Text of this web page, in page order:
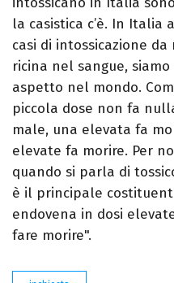
la casistica c’è. In Italia
casi di intossicazione
ricina nel sangue,
aspetto nel mondo.
piccola dose non fa
male, una elevata fa
elevate fa morire. Per
quando si parla di
è il principale
endovena in dosi
fare morire".